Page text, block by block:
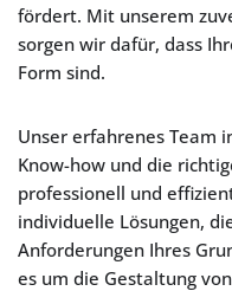
fördert. Mit unserem
sorgen wir dafür, dass
Form sind.
Unser erfahrenes Team
Know-how und die
professionell und
individuelle Lösungen,
Anforderungen Ihres
es um die Gestaltung